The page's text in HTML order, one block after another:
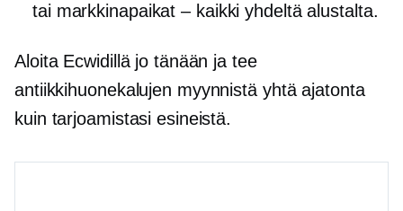
tai markkinapaikat – kaikki yhdeltä alustalta.
Aloita Ecwidillä jo tänään ja tee
antiikkihuonekalujen myynnistä yhtä ajatonta
kuin tarjoamistasi esineistä.